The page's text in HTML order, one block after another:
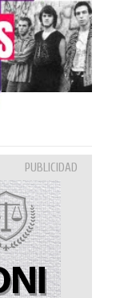
PUBLICIDAD